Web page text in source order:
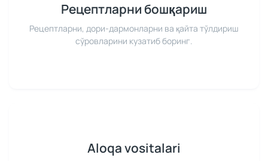
Рецептларни бошқариш
Рецептларни, дори-дармонларни ва қайта тўлдириш
сўровларини кузатиб боринг.
Aloqa vositalari